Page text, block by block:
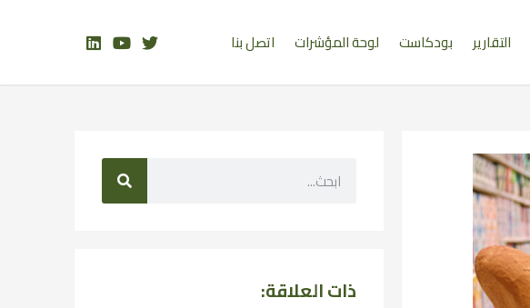
التقارير بودكاست لوحة المؤشرات اتصل بنا
ذات العلاقة: